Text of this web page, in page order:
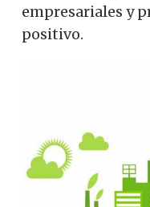
empresariales y
positivo.